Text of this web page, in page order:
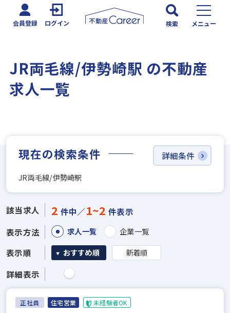
会員登録 ログイン 検索 メニュー
JR両毛線/伊勢崎駅 の不動産
求人一覧
現在の検索条件
JR両毛線/伊勢崎駅
詳細条件
該当求人 2 件中／1~2 件表示
表示方法
求人一覧 企業一覧
表示順 おすすめ順 新着順
詳細表示
正社員 住宅営業 未経験者OK